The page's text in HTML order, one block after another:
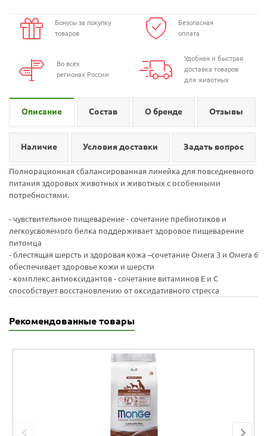
Бонусы за покупку
товаров
Безопасная
оплата
Во всех
регионах России
Удобная и быстрая
доставка товаров
для животных
Описание Состав О бренде Отзывы
Наличие Условия доставки Задать вопрос
Полнорационная сбалансированная линейка для повседневного
питания здоровых животных и животных с особенными
потребностями.
- чувствительное пищеварение - сочетание пребиотиков и
легкоусвояемого белка поддерживает здоровое пищеварение
питомца
- блестящая шерсть и здоровая кожа –сочетание Омега 3 и Омега 6
обеспечивает здоровье кожи и шерсти
- комплекс антиоксидантов - сочетание витаминов E и C
способствует восстановлению от оксидативного стресса
Рекомендованные товары